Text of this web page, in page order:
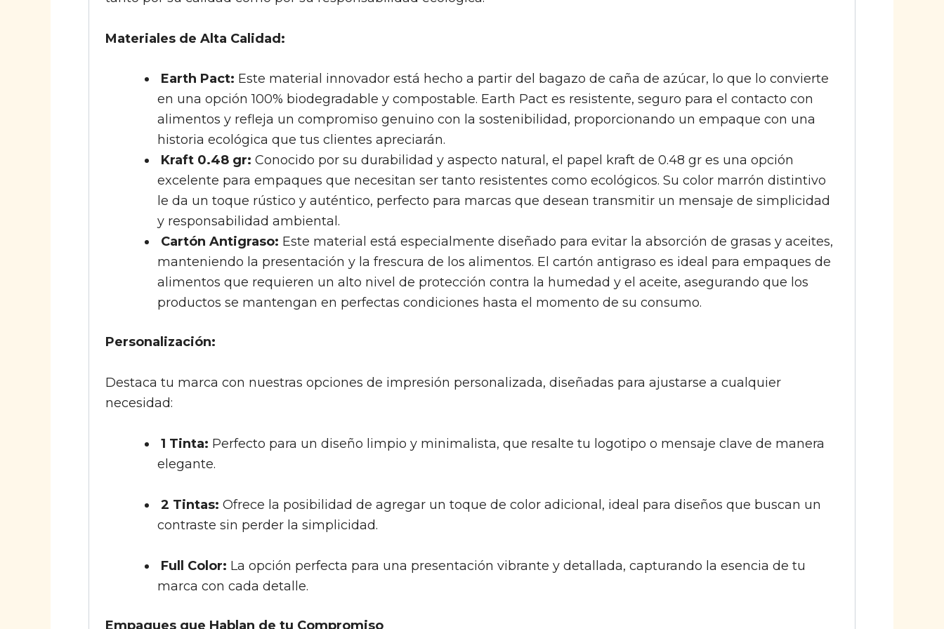
Materiales de Alta Calidad:
Earth Pact: Este material innovador está hecho a partir del bagazo de caña de azúcar, lo que lo convierte
en una opción 100% biodegradable y compostable. Earth Pact es resistente, seguro para el contacto con
alimentos y refleja un compromiso genuino con la sostenibilidad, proporcionando un empaque con una
historia ecológica que tus clientes apreciarán.
Kraft 0.48 gr: Conocido por su durabilidad y aspecto natural, el papel kraft de 0.48 gr es una opción
excelente para empaques que necesitan ser tanto resistentes como ecológicos. Su color marrón distintivo
le da un toque rústico y auténtico, perfecto para marcas que desean transmitir un mensaje de simplicidad
y responsabilidad ambiental.
Cartón Antigraso: Este material está especialmente diseñado para evitar la absorción de grasas y aceites,
manteniendo la presentación y la frescura de los alimentos. El cartón antigraso es ideal para empaques de
alimentos que requieren un alto nivel de protección contra la humedad y el aceite, asegurando que los
productos se mantengan en perfectas condiciones hasta el momento de su consumo.
Personalización:
Destaca tu marca con nuestras opciones de impresión personalizada, diseñadas para ajustarse a cualquier
necesidad:
1 Tinta: Perfecto para un diseño limpio y minimalista, que resalte tu logotipo o mensaje clave de manera
elegante.
2 Tintas: Ofrece la posibilidad de agregar un toque de color adicional, ideal para diseños que buscan un
contraste sin perder la simplicidad.
Full Color: La opción perfecta para una presentación vibrante y detallada, capturando la esencia de tu
marca con cada detalle.
Empaques que Hablan de tu Compromiso